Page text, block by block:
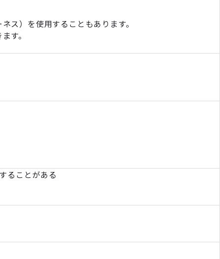
ス）を使用することもあります。
す。
ることがある